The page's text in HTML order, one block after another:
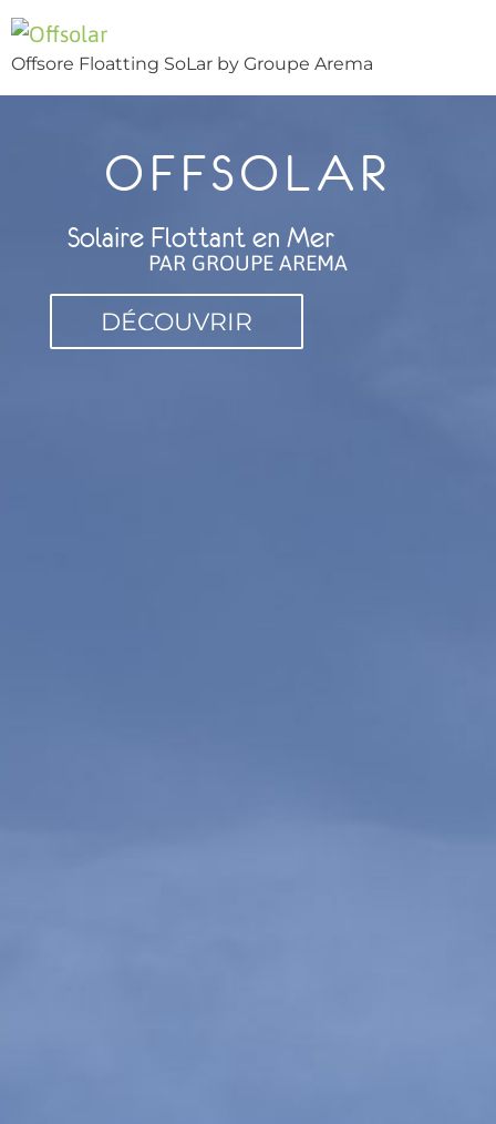
Offsore Floatting SoLar by Groupe Arema
OFFSOLAR
Solaire Flottant en Mer
PAR GROUPE AREMA
DÉCOUVRIR